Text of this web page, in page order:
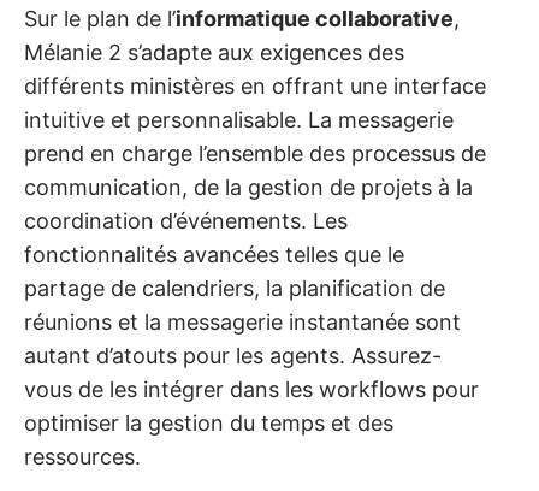
Sur le plan de l’informatique collaborative,
Mélanie 2 s’adapte aux exigences des
différents ministères en offrant une interface
intuitive et personnalisable. La messagerie
prend en charge l’ensemble des processus de
communication, de la gestion de projets à la
coordination d’événements. Les
fonctionnalités avancées telles que le
partage de calendriers, la planification de
réunions et la messagerie instantanée sont
autant d’atouts pour les agents. Assurez-
vous de les intégrer dans les workflows pour
optimiser la gestion du temps et des
ressources.